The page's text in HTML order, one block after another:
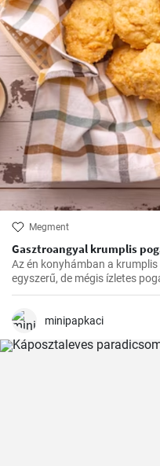
Megment
Gasztroangyal krumplis
Az én konyhámban a
egyszerű, de mégis ízletes
kedvence.
minipapkaci